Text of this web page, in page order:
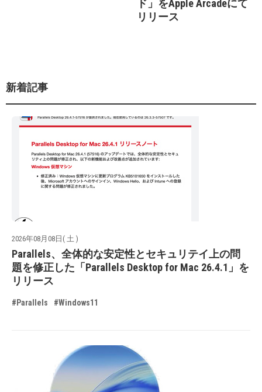
ド」をApple Arcadeにて
リリース
新着記事
2026年08月08日( 土 )
Parallels、全体的な安定性とセキュリテイ上の問
題を修正した「Parallels Desktop for Mac 26.4.1」を
リリース
#Parallels #Windows11